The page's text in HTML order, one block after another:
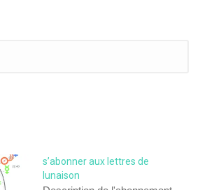
s’abonner aux lettres de
lunaison